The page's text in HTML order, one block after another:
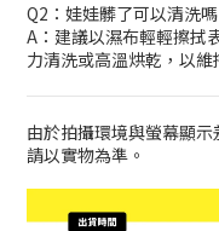
Q2：娃娃髒了可以清洗嗎
A：建議以濕布輕輕擦拭
力清洗或高溫烘乾，以維
由於拍攝環境與螢幕顯
請以實物為準。